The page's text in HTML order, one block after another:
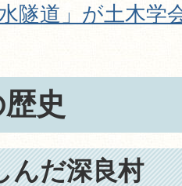
隧道」が土木学
史
んだ深良村